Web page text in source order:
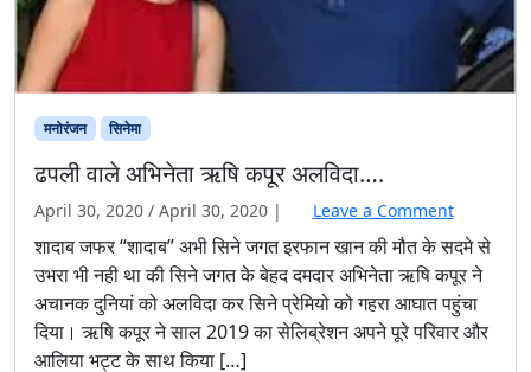
मनोरंजन सिनेमा
ढपली वाले अभिनेता ऋषि कपूर अलविदा….
April 30, 2020 / April 30, 2020 | Leave a Comment
शादाब जफर “शादाब” अभी सिने जगत इरफान खान की मौत के सदमे से
उभरा भी नही था की सिने जगत के बेहद दमदार अभिनेता ऋषि कपूर ने
अचानक दुनियां को अलविदा कर सिने प्रेमियो को गहरा आघात पहुंचा
दिया। ऋषि कपूर ने साल 2019 का सेलिब्रेशन अपने पूरे परिवार और
आलिया भट्ट के साथ किया […]